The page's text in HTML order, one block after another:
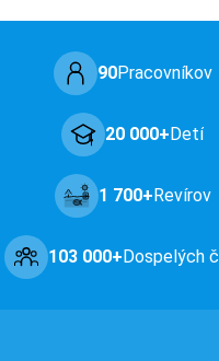
90Pracovníkov
20 000+Detí
1 700+Revírov
103 000+Dospelých